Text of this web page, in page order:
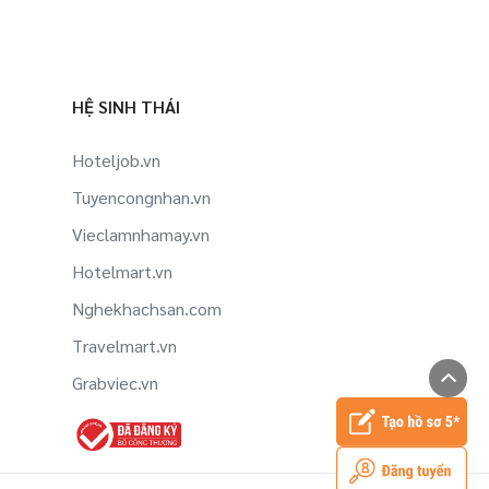
HỆ SINH THÁI
Hoteljob.vn
Tuyencongnhan.vn
Vieclamnhamay.vn
Hotelmart.vn
Nghekhachsan.com
Travelmart.vn
Grabviec.vn